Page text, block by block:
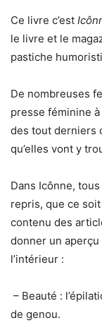
Ce livre c’est
le livre et le
pastiche
De nombreuses
presse féminine
des tout derniers
qu’elles vont y
Dans Icônne,
repris, que ce
contenu des
donner un
l’intérieur :
– Beauté :
de genou.